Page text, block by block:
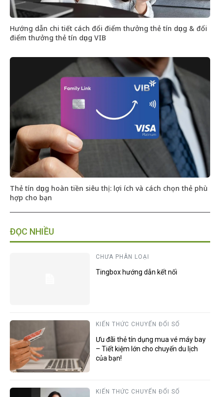
Hướng dẫn chi tiết cách đổi điểm thưởng thẻ tín dụng & đổi
điểm thưởng thẻ tín dụng VIB
Thẻ tín dụng hoàn tiền siêu thị: lợi ích và cách chọn thẻ phù
hợp cho bạn
ĐỌC NHIỀU
CHƯA PHÂN LOẠI
Tingbox hướng dẫn kết nối
KIẾN THỨC CHUYỂN ĐỔI SỐ
Ưu đãi thẻ tín dụng mua vé máy bay
– Tiết kiệm lớn cho chuyến du lịch
của bạn!
KIẾN THỨC CHUYỂN ĐỔI SỐ